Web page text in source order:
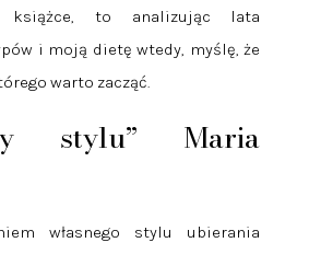
książce, to analizując lata
i moją dietę wtedy, myślę, że
warto zacząć.
stylu” Maria
własnego stylu ubierania